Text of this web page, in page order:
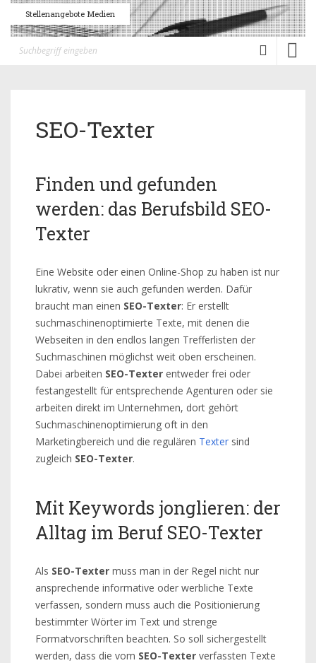
Stellenangebote Medien
SEO-Texter
Finden und gefunden
werden: das Berufsbild SEO-
Texter
Eine Website oder einen Online-Shop zu haben ist nur
lukrativ, wenn sie auch gefunden werden. Dafür
braucht man einen SEO-Texter: Er erstellt
suchmaschinenoptimierte Texte, mit denen die
Webseiten in den endlos langen Trefferlisten der
Suchmaschinen möglichst weit oben erscheinen.
Dabei arbeiten SEO-Texter entweder frei oder
festangestellt für entsprechende Agenturen oder sie
arbeiten direkt im Unternehmen, dort gehört
Suchmaschinenoptimierung oft in den
Marketingbereich und die regulären Texter sind
zugleich SEO-Texter.
Mit Keywords jonglieren: der
Alltag im Beruf SEO-Texter
Als SEO-Texter muss man in der Regel nicht nur
ansprechende informative oder werbliche Texte
verfassen, sondern muss auch die Positionierung
bestimmter Wörter im Text und strenge
Formatvorschriften beachten. So soll sichergestellt
werden, dass die vom SEO-Texter verfassten Texte